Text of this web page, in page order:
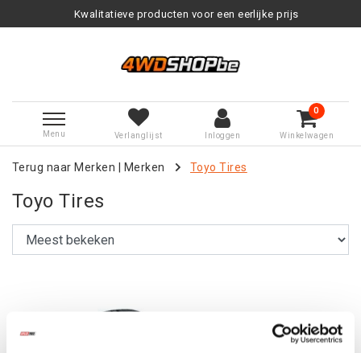
Kwalitatieve producten voor een eerlijke prijs
Menu Verlanglijst Inloggen
0
Winkelwagen
Terug naar Merken Merken Toyo Tires
Toyo Tires